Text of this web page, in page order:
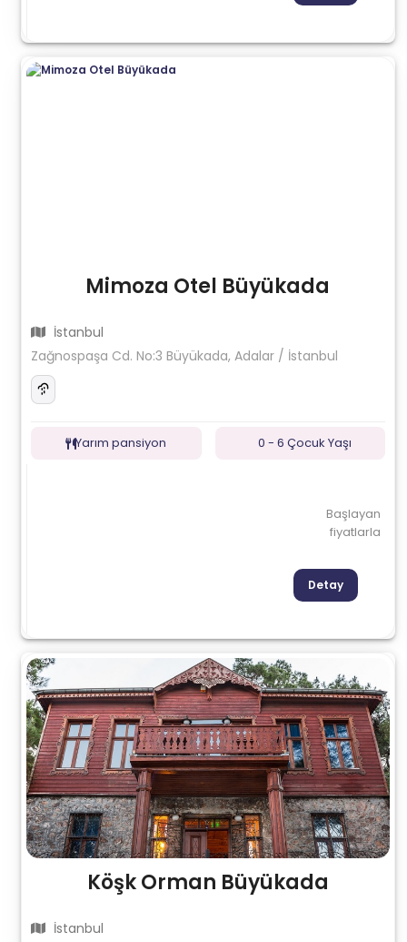
Mimoza Otel Büyükada
İstanbul
Zağnospaşa Cd. No:3 Büyükada, Adalar / İstanbul
Yarım pansiyon 0 - 6 Çocuk Yaşı
Başlayan
fiyatlarla
Detay
Köşk Orman Büyükada
İstanbul